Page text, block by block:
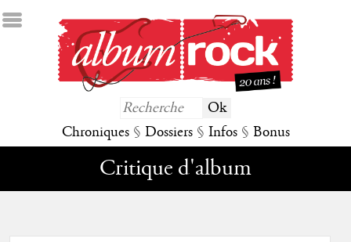
Chroniques § Dossiers § Infos § Bonus
Critique d'album